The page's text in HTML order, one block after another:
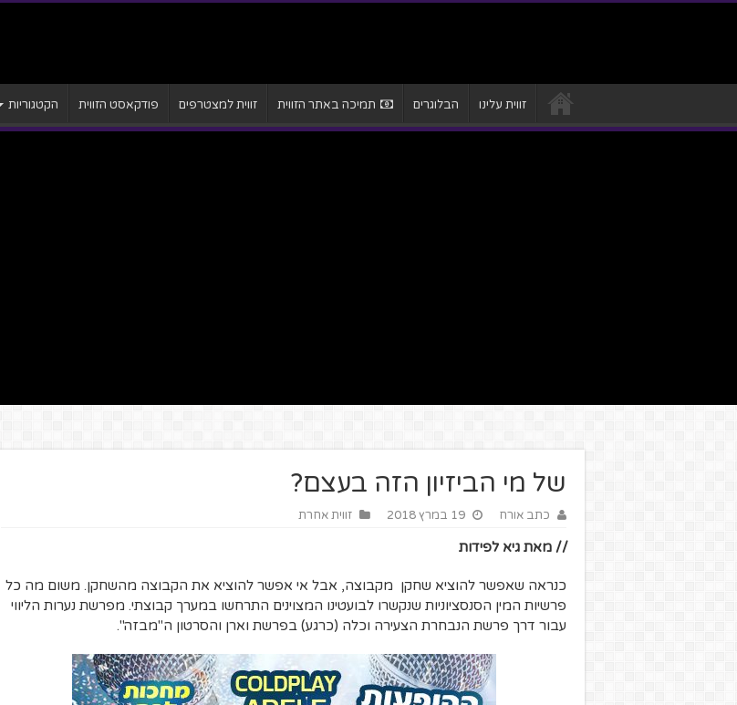
זווית עלינו הבלוגרים תמיכה באתר הזווית זווית למצטרפים פודקאסט הזווית הקטגוריות
של מי הביזיון הזה בעצם?
כתב אורח 19 במרץ 2018 זווית אחרת
// מאת גיא לפידות
כנראה שאפשר להוציא שחקן מקבוצה, אבל אי אפשר להוציא את הקבוצה מהשחקן. משום מה כל
פרשיות המין הסנסציוניות שנקשרו לבועטינו המצוינים התרחשו במערך קבוצתי. מפרשת נערות הליווי
עבור דרך פרשת הנבחרת הצעירה וכלה (כרגע) בפרשת וארן והסרטון ה"מבזה".